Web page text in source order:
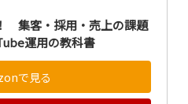
集客・採用・売上の課題
運用の教科書
で見る